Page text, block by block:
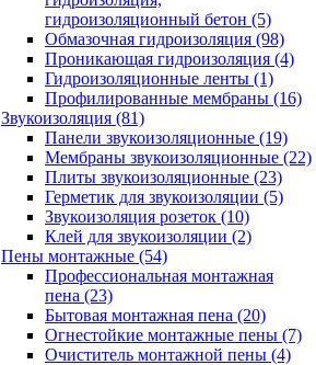
гидроизоляционный бетон (5)
Обмазочная гидроизоляция (98)
Проникающая гидроизоляция (4)
Гидроизоляционные ленты (1)
Профилированные мембраны (16)
Звукоизоляция (81)
Панели звукоизоляционные (19)
Мембраны звукоизоляционные (22)
Плиты звукоизоляционные (23)
Герметик для звукоизоляции (5)
Звукоизоляция розеток (10)
Клей для звукоизоляции (2)
Пены монтажные (54)
Профессиональная монтажная
пена (23)
Бытовая монтажная пена (20)
Огнестойкие монтажные пены (7)
Очиститель монтажной пены (4)